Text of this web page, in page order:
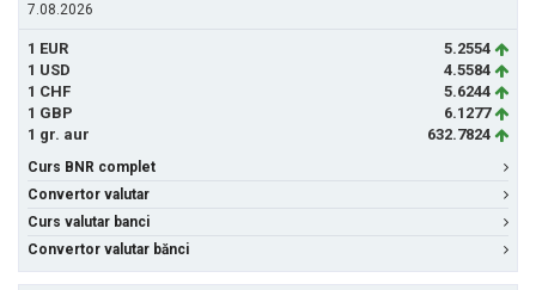
7.08.2026
1 EUR
5.2554
1 USD
4.5584
1 CHF
5.6244
1 GBP
6.1277
1 gr. aur
632.7824
Curs BNR complet
Convertor valutar
Curs valutar banci
Convertor valutar bănci